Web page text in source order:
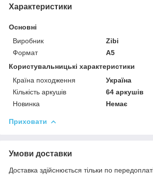
Характеристики
Основні
Виробник
Zibi
Формат
A5
Користувальницькі характеристики
Країна походження
Україна
Кількість аркушів
64 аркушів
Новинка
Немає
Приховати
Умови доставки
Доставка здійснюється тільки по